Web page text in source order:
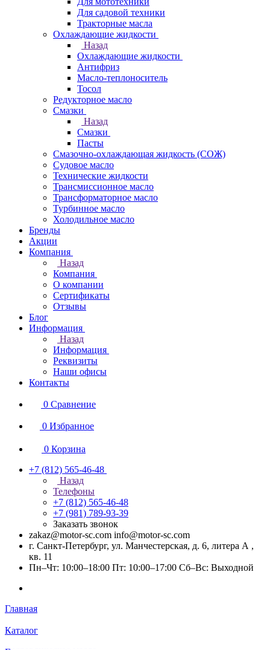
Для садовой техники
Тракторные масла
Охлаждающие жидкости
Назад
Охлаждающие жидкости
Антифриз
Масло-теплоноситель
Тосол
Редукторное масло
Смазки
Назад
Смазки
Пасты
Смазочно-охлаждающая жидкость (СОЖ)
Судовое масло
Технические жидкости
Трансмиссионное масло
Трансформаторное масло
Турбинное масло
Холодильное масло
Бренды
Акции
Компания
Назад
Компания
О компании
Сертификаты
Отзывы
Блог
Информация
Назад
Информация
Реквизиты
Наши офисы
Контакты
0 Сравнение
0 Избранное
0 Корзина
+7 (812) 565-46-48
Назад
Телефоны
+7 (812) 565-46-48
+7 (981) 789-93-39
Заказать звонок
zakaz@motor-sc.com info@motor-sc.com
г. Санкт-Петербург, ул. Манчестерская, д. 6, литера А ,
кв. 11
Пн–Чт: 10:00–18:00 Пт: 10:00–17:00 Сб–Вс: Выходной
Главная
Каталог